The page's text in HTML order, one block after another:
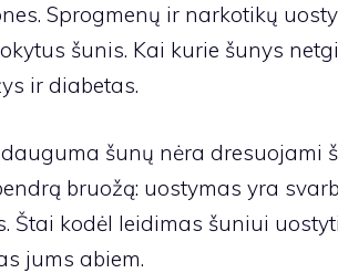
Sprogmenų ir narkotikų
šunis. Kai kurie šunys
ir diabetas.
šunų nėra dresuojami
bruožą: uostymas yra
Štai kodėl leidimas šuniui
jums abiem.